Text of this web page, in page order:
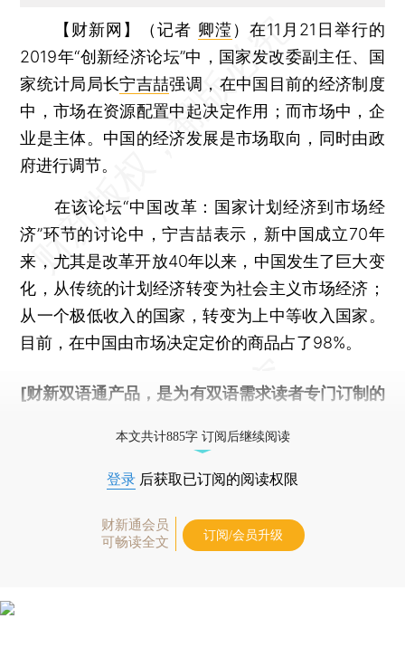
【财新网】（记者 卿滢） 在11月21日举行的
2019年“创新经济论坛”中，国家发改委副主任、国
家统计局局长宁吉喆强调，在中国目前的经济制度
中，市场在资源配置中起决定作用；而市场中，企
业是主体。中国的经济发展是市场取向，同时由政
府进行调节。
在该论坛“中国改革：国家计划经济到市场经
济”环节的讨论中，宁吉喆表示，新中国成立70年
来，尤其是改革开放40年以来，中国发生了巨大变
化，从传统的计划经济转变为社会主义市场经济；
从一个极低收入的国家，转变为上中等收入国家。
目前，在中国由市场决定定价的商品占了98%。
[财新双语通产品，是为有双语需求读者专门订制的
本文共计885字 订阅后继续阅读
登录 后获取已订阅的阅读权限
财新通会员
可畅读全文
订阅/会员升级